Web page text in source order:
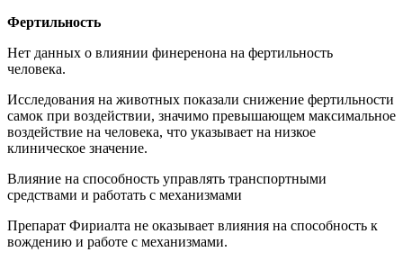
Фертильность
Нет данных о влиянии финеренона на фертильность
человека.
Исследования на животных показали снижение фертильности
самок при воздействии, значимо превышающем максимальное
воздействие на человека, что указывает на низкое
клиническое значение.
Влияние на способность управлять транспортными
средствами и работать с механизмами
Препарат Фириалта не оказывает влияния на способность к
вождению и работе с механизмами.